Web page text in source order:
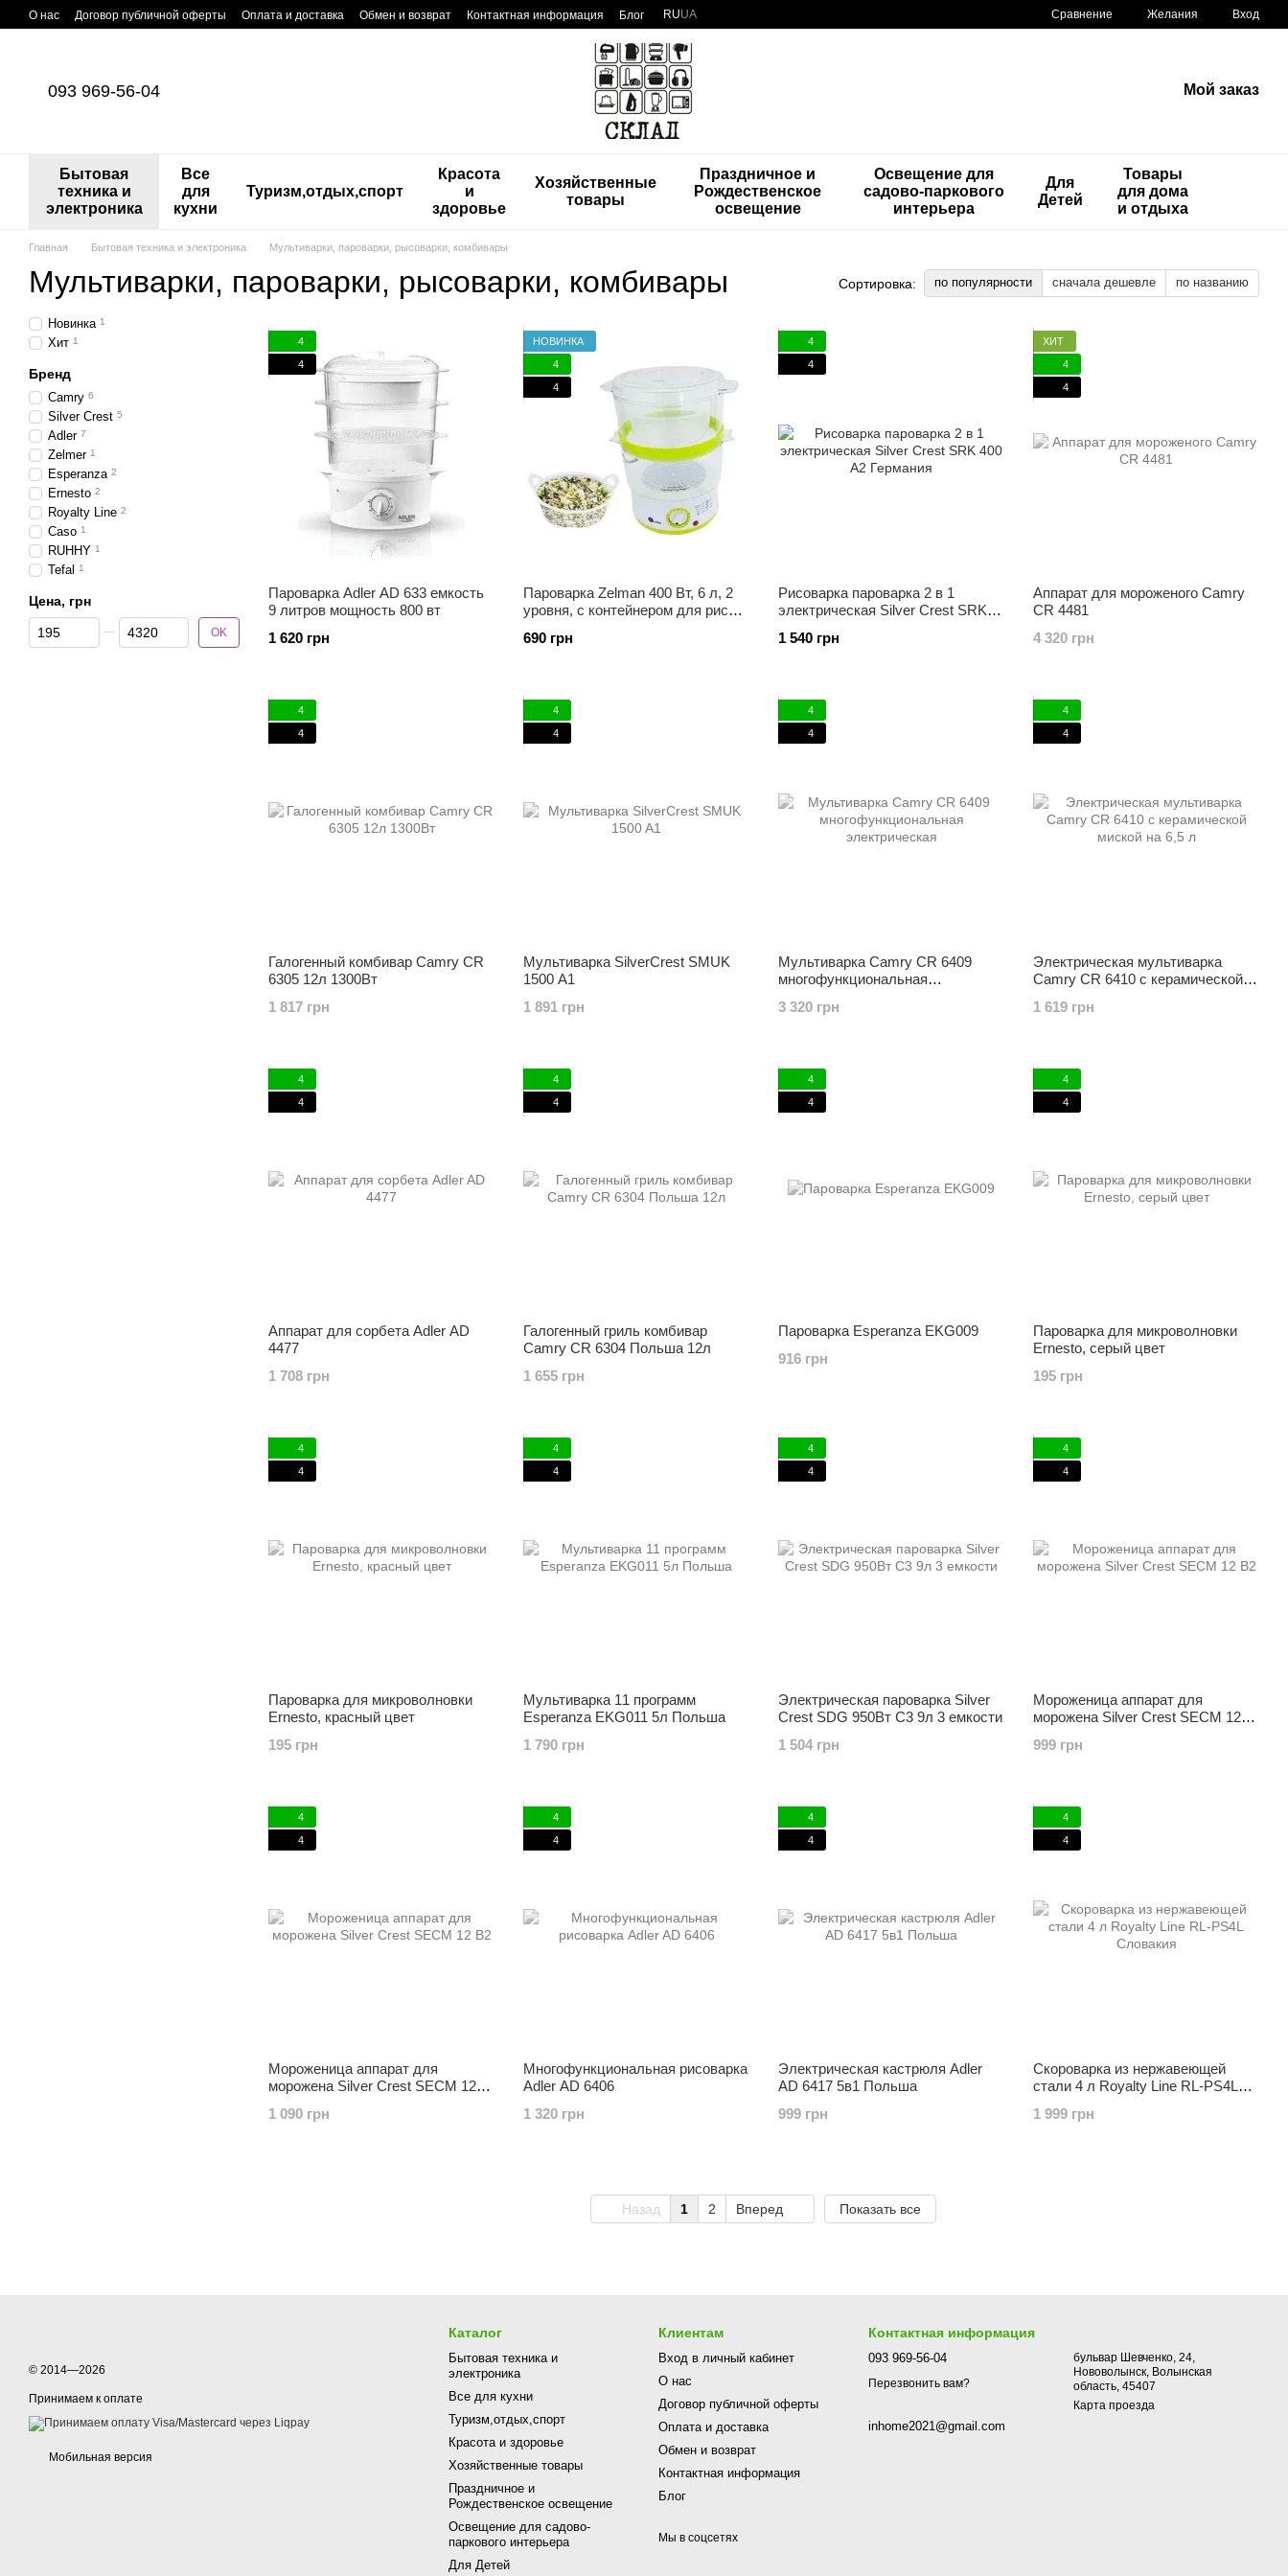
Перейти к основному контенту
О нас Договор публичной оферты Оплата и доставка Обмен и возврат Контактная информация Блог RUUA Сравнение Желания Вход
093 969-56-04 Мой заказ
Бытовая
техника и
электроника
Все
для
кухни
Туризм,отдых,спорт
Красота
и
здоровье
Хозяйственные
товары
Праздничное и
Рождественское
освещение
Освещение для
садово-паркового
интерьера
Для
Детей
Товары
для дома
и отдыха
Главная Бытовая техника и электроника Мультиварки, пароварки, рысоварки, комбивары
Мультиварки, пароварки, рысоварки, комбивары Сортировка: по популярности сначала дешевле по названию
4
4
Пароварка Adler AD 633 емкость
9 литров мощность 800 вт
1 620 грн
НОВИНКА
4
4
Пароварка Zelman 400 Вт, 6 л, 2
уровня, с контейнером для риса,
690 грн
4
4
Рисоварка пароварка 2 в 1
электрическая Silver Crest SRK
1 540 грн
ХИТ
4
4
Аппарат для мороженого Camry
CR 4481
4 320 грн
4
4
Галогенный комбивар Camry CR
6305 12л 1300Вт
1 817 грн
4
4
Мультиварка SilverCrest SMUK
1500 A1
1 891 грн
4
4
Мультиварка Camry CR 6409
многофункциональная
3 320 грн
4
4
Электрическая мультиварка
Camry CR 6410 с керамической
1 619 грн
4
4
Аппарат для сорбета Adler AD
4477
1 708 грн
4
4
Галогенный гриль комбивар
Camry CR 6304 Польша 12л
1 655 грн
4
4
Пароварка Esperanza EKG009
916 грн
4
4
Пароварка для микроволновки
Ernesto, серый цвет
195 грн
4
4
Пароварка для микроволновки
Ernesto, красный цвет
195 грн
4
4
Мультиварка 11 программ
Esperanza EKG011 5л Польша
1 790 грн
4
4
Электрическая пароварка Silver
Crest SDG 950Вт C3 9л 3 емкости
1 504 грн
4
4
Мороженица аппарат для
морожена Silver Crest SECM 12
999 грн
4
4
Мороженица аппарат для
морожена Silver Crest SECM 12
1 090 грн
4
4
Многофункциональная рисоварка
Adler AD 6406
1 320 грн
4
4
Электрическая кастрюля Adler
AD 6417 5в1 Польша
999 грн
4
4
Скороварка из нержавеющей
стали 4 л Royalty Line RL-PS4L
1 999 грн
Назад 1 2 Вперед Показать все
Новинка 1
Хит 1
Бренд
Camry 6
Silver Crest 5
Adler 7
Zelmer 1
Esperanza 2
Ernesto 2
Royalty Line 2
Caso 1
RUHHY 1
Tefal 1
Цена, грн
От Цена, грн
До Цена, грн OK
© 2014—2026
Принимаем к оплате
Мобильная версия
Каталог
Бытовая техника и
электроника
Все для кухни
Туризм,отдых,спорт
Красота и здоровье
Хозяйственные товары
Праздничное и
Рождественское освещение
Освещение для садово-
паркового интерьера
Для Детей
Клиентам
Вход в личный кабинет
О нас
Договор публичной оферты
Оплата и доставка
Обмен и возврат
Контактная информация
Блог
Мы в соцсетях
Контактная информация
093 969-56-04
Перезвонить вам?
inhome2021@gmail.com
бульвар Шевченко, 24,
Нововолынск, Волынская
область, 45407
Карта проезда